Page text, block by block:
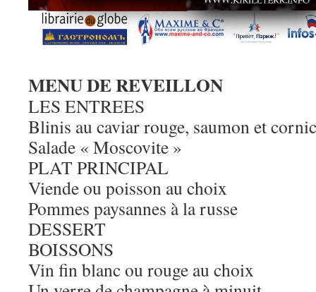
MENU DE REVEILLON
LES ENTREES
Blinis au caviar rouge, saumon et
Salade « Moscovite »
PLAT PRINCIPAL
Viende ou poisson au choix
Pommes paysannes à la russe
DESSERT
BOISSONS
Vin fin blanc ou rouge au choix